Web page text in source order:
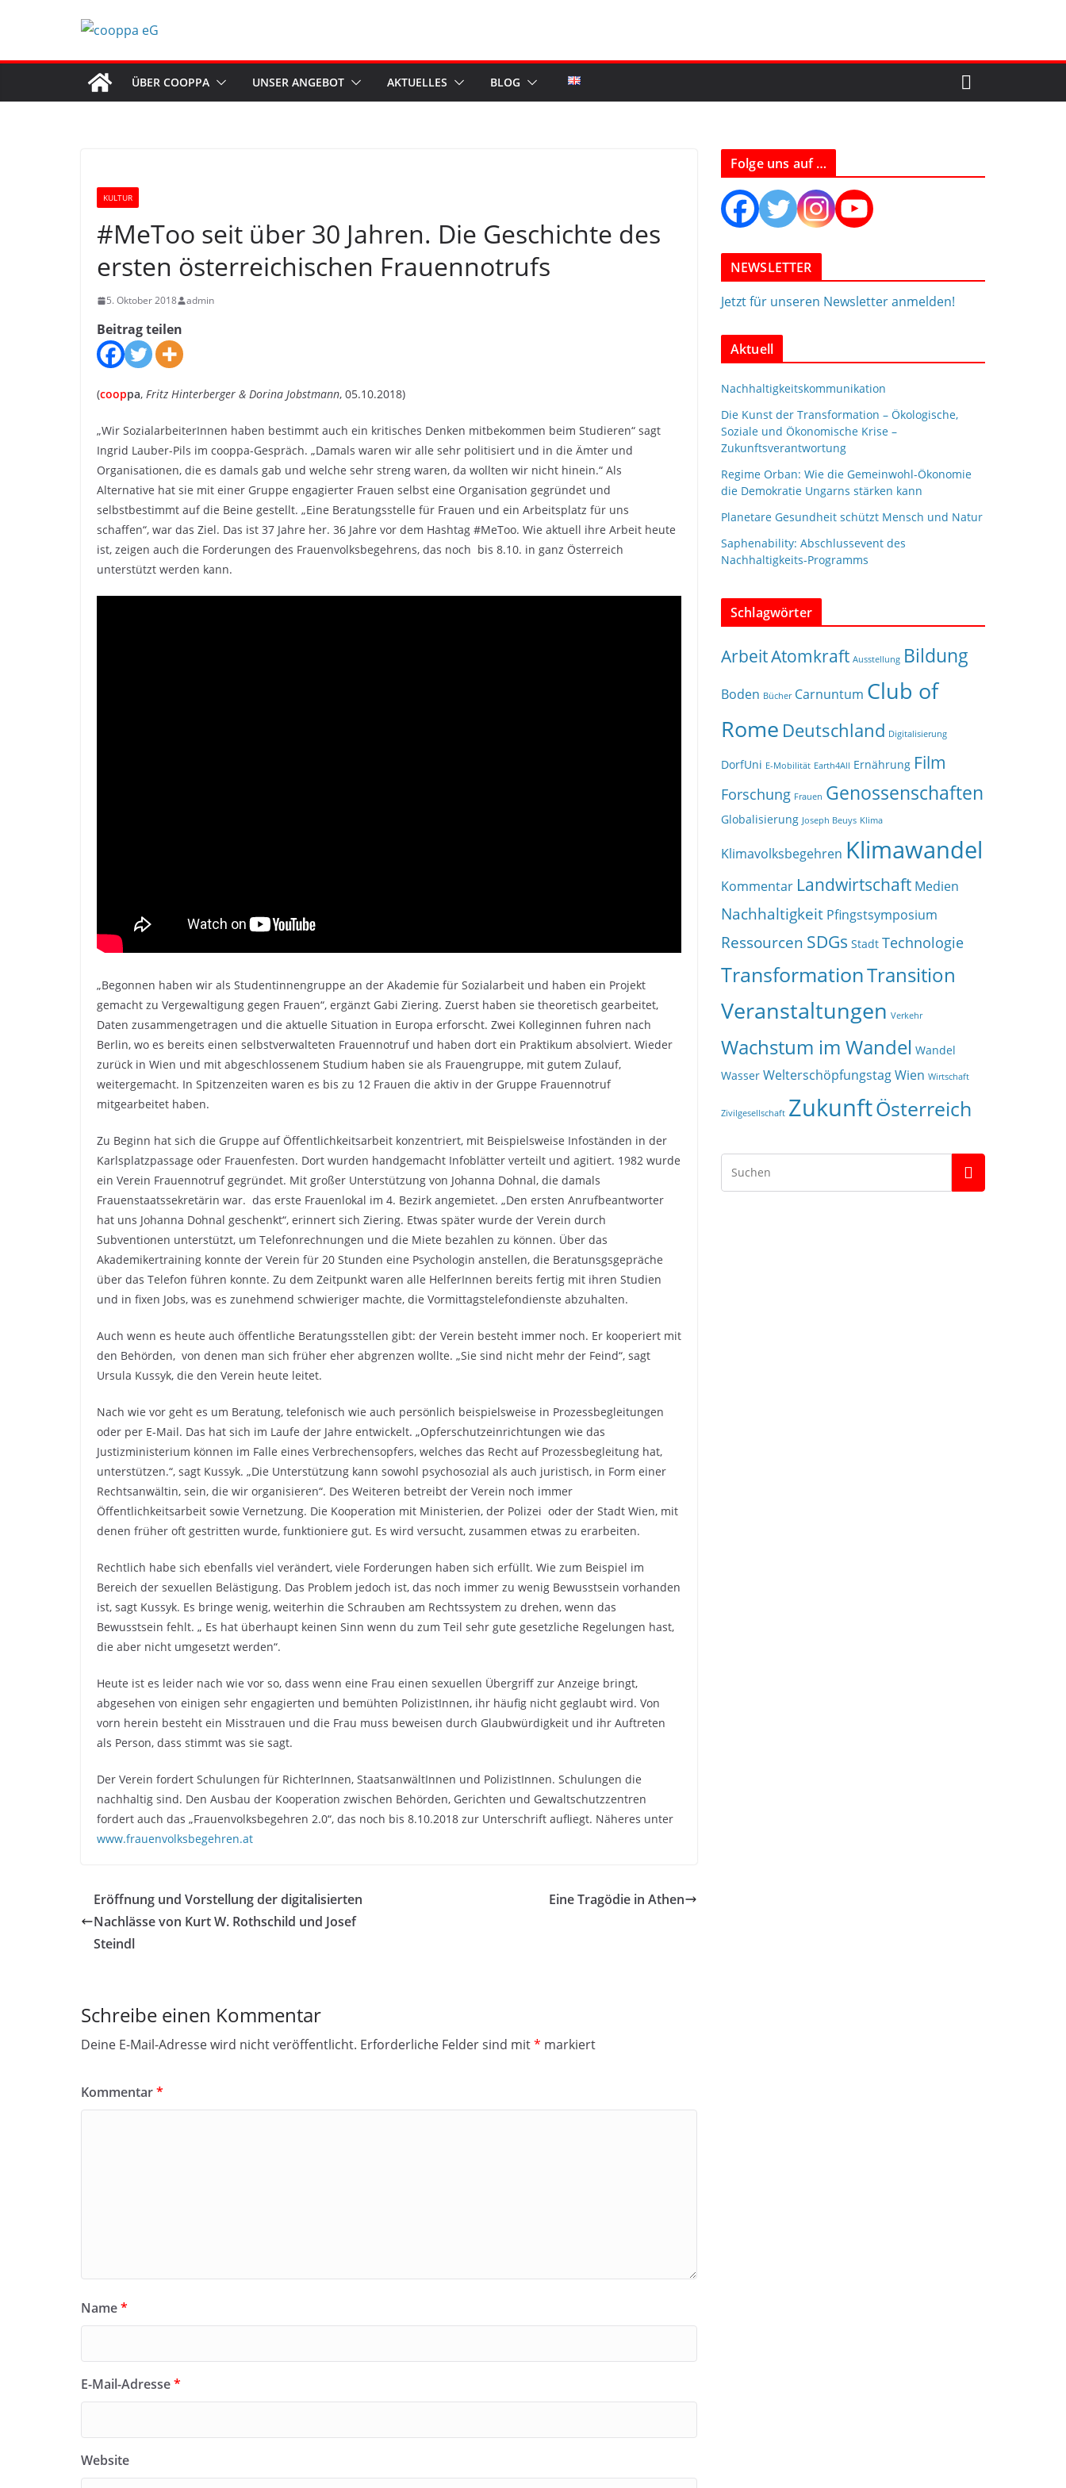
ÜBER COOPPA UNSER ANGEBOT AKTUELLES BLOG
KULTUR
#MeToo seit über 30 Jahren. Die Geschichte des
ersten österreichischen Frauennotrufs
5. Oktober 2018 admin
Beitrag teilen
(cooppa, Fritz Hinterberger & Dorina Jobstmann, 05.10.2018)
„Wir SozialarbeiterInnen haben bestimmt auch ein kritisches Denken mitbekommen beim Studieren“ sagt
Ingrid Lauber-Pils im cooppa-Gespräch. „Damals waren wir alle sehr politisiert und in die Ämter und
Organisationen, die es damals gab und welche sehr streng waren, da wollten wir nicht hinein.“ Als
Alternative hat sie mit einer Gruppe engagierter Frauen selbst eine Organisation gegründet und
selbstbestimmt auf die Beine gestellt. „Eine Beratungsstelle für Frauen und ein Arbeitsplatz für uns
schaffen“, war das Ziel. Das ist 37 Jahre her. 36 Jahre vor dem Hashtag #MeToo. Wie aktuell ihre Arbeit heute
ist, zeigen auch die Forderungen des Frauenvolksbegehrens, das noch bis 8.10. in ganz Österreich
unterstützt werden kann.
„Begonnen haben wir als Studentinnengruppe an der Akademie für Sozialarbeit und haben ein Projekt
gemacht zu Vergewaltigung gegen Frauen“, ergänzt Gabi Ziering. Zuerst haben sie theoretisch gearbeitet,
Daten zusammengetragen und die aktuelle Situation in Europa erforscht. Zwei Kolleginnen fuhren nach
Berlin, wo es bereits einen selbstverwalteten Frauennotruf und haben dort ein Praktikum absolviert. Wieder
zurück in Wien und mit abgeschlossenem Studium haben sie als Frauengruppe, mit gutem Zulauf,
weitergemacht. In Spitzenzeiten waren es bis zu 12 Frauen die aktiv in der Gruppe Frauennotruf
mitgearbeitet haben.
Zu Beginn hat sich die Gruppe auf Öffentlichkeitsarbeit konzentriert, mit Beispielsweise Infoständen in der
Karlsplatzpassage oder Frauenfesten. Dort wurden handgemacht Infoblätter verteilt und agitiert. 1982 wurde
ein Verein Frauennotruf gegründet. Mit großer Unterstützung von Johanna Dohnal, die damals
Frauenstaatssekretärin war. das erste Frauenlokal im 4. Bezirk angemietet. „Den ersten Anrufbeantworter
hat uns Johanna Dohnal geschenkt“, erinnert sich Ziering. Etwas später wurde der Verein durch
Subventionen unterstützt, um Telefonrechnungen und die Miete bezahlen zu können. Über das
Akademikertraining konnte der Verein für 20 Stunden eine Psychologin anstellen, die Beratunsgsgepräche
über das Telefon führen konnte. Zu dem Zeitpunkt waren alle HelferInnen bereits fertig mit ihren Studien
und in fixen Jobs, was es zunehmend schwieriger machte, die Vormittagstelefondienste abzuhalten.
Auch wenn es heute auch öffentliche Beratungsstellen gibt: der Verein besteht immer noch. Er kooperiert mit
den Behörden, von denen man sich früher eher abgrenzen wollte. „Sie sind nicht mehr der Feind“, sagt
Ursula Kussyk, die den Verein heute leitet.
Nach wie vor geht es um Beratung, telefonisch wie auch persönlich beispielsweise in Prozessbegleitungen
oder per E-Mail. Das hat sich im Laufe der Jahre entwickelt. „Opferschutzeinrichtungen wie das
Justizministerium können im Falle eines Verbrechensopfers, welches das Recht auf Prozessbegleitung hat,
unterstützen.“, sagt Kussyk. „Die Unterstützung kann sowohl psychosozial als auch juristisch, in Form einer
Rechtsanwältin, sein, die wir organisieren“. Des Weiteren betreibt der Verein noch immer
Öffentlichkeitsarbeit sowie Vernetzung. Die Kooperation mit Ministerien, der Polizei oder der Stadt Wien, mit
denen früher oft gestritten wurde, funktioniere gut. Es wird versucht, zusammen etwas zu erarbeiten.
Rechtlich habe sich ebenfalls viel verändert, viele Forderungen haben sich erfüllt. Wie zum Beispiel im
Bereich der sexuellen Belästigung. Das Problem jedoch ist, das noch immer zu wenig Bewusstsein vorhanden
ist, sagt Kussyk. Es bringe wenig, weiterhin die Schrauben am Rechtssystem zu drehen, wenn das
Bewusstsein fehlt. „ Es hat überhaupt keinen Sinn wenn du zum Teil sehr gute gesetzliche Regelungen hast,
die aber nicht umgesetzt werden“.
Heute ist es leider nach wie vor so, dass wenn eine Frau einen sexuellen Übergriff zur Anzeige bringt,
abgesehen von einigen sehr engagierten und bemühten PolizistInnen, ihr häufig nicht geglaubt wird. Von
vorn herein besteht ein Misstrauen und die Frau muss beweisen durch Glaubwürdigkeit und ihr Auftreten
als Person, dass stimmt was sie sagt.
Der Verein fordert Schulungen für RichterInnen, StaatsanwältInnen und PolizistInnen. Schulungen die
nachhaltig sind. Den Ausbau der Kooperation zwischen Behörden, Gerichten und Gewaltschutzzentren
fordert auch das „Frauenvolksbegehren 2.0“, das noch bis 8.10.2018 zur Unterschrift aufliegt. Näheres unter
www.frauenvolksbegehren.at
Eröffnung und Vorstellung der digitalisierten
Nachlässe von Kurt W. Rothschild und Josef
Steindl
Eine Tragödie in Athen
Schreibe einen Kommentar
Deine E-Mail-Adresse wird nicht veröffentlicht. Erforderliche Felder sind mit* markiert
Kommentar*
Name*
E-Mail-Adresse*
Website
Folge uns auf …
NEWSLETTER
Jetzt für unseren Newsletter anmelden!
Aktuell
Nachhaltigkeitskommunikation
Die Kunst der Transformation – Ökologische,
Soziale und Ökonomische Krise –
Zukunftsverantwortung
Regime Orban: Wie die Gemeinwohl-Ökonomie
die Demokratie Ungarns stärken kann
Planetare Gesundheit schützt Mensch und Natur
Saphenability: Abschlussevent des
Nachhaltigkeits-Programms
Schlagwörter
ArbeitAtomkraft Ausstellung Bildung
Boden Bücher Carnuntum Club of
Rome Deutschland Digitalisierung
DorfUni E-Mobilität Earth4All Ernährung Film
Forschung Frauen Genossenschaften
Globalisierung Joseph Beuys Klima
Klimavolksbegehren Klimawandel
Kommentar Landwirtschaft Medien
Nachhaltigkeit Pfingstsymposium
Ressourcen SDGs Stadt Technologie
TransformationTransition
Veranstaltungen Verkehr
Wachstum im Wandel Wandel
Wasser WelterschöpfungstagWien Wirtschaft
Zivilgesellschaft ZukunftÖsterreich